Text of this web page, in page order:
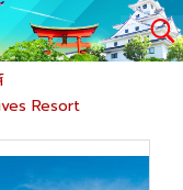
Resort